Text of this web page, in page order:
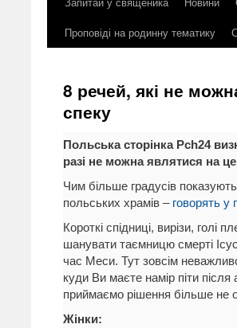
контенту
Проповіді на родинну тематику
8 речей, які не
спеку
Польська сторінка Рch24
разі не можна являтися на
Чим більше градусів
польських храмів – говорять у
Короткі спідниці, вирізи, голі
шанувати таємницю смерті
час Меси. Тут зовсім
куди Ви маєте намір піти
приймаємо рішення більше не
Жінки: